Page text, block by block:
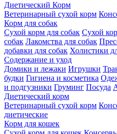
Диетический Корм
Ветеринарный сухой корм
Корм для собак
Сухой корм для собак Сухой
собак Лакомства для собак
добавки для собак Холистики
Содержание и уход
Домики и лежаки Игрушки
будки Гигиена и косметика
и подгузники Груминг Посуда
Диетический корм
Ветеринарный сухой корм
диетические
Корм для кошек